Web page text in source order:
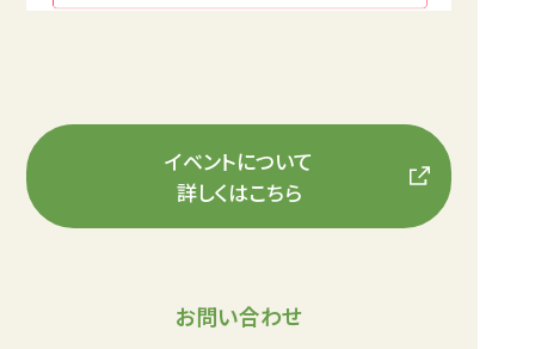
イベントについて
詳しくはこちら
お問い合わせ